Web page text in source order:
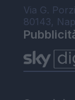
Via G.
80143,